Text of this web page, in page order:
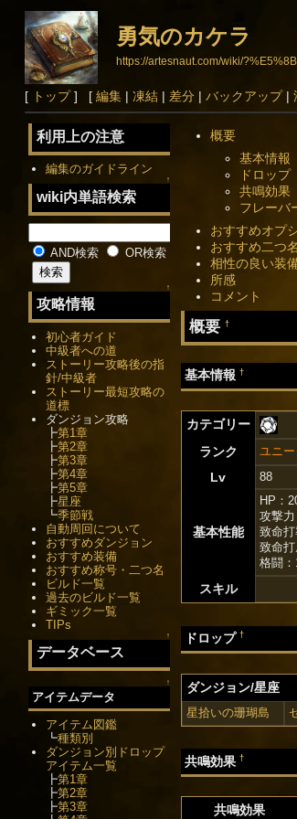
勇気のカケラ
https://artesnaut.com/wiki/
[ トップ] [ 編集| 凍結| 差分| バックアップ|
概要
基本情報
ドロップ
共鳴効果
フレーバ
おすすめオプ
おすすめ二つ名
相性の良い装
所感
コメント
概要 †
基本情報 †
カテゴリー
ランク
ユニー
Lv 88
基本性能
HP：
攻撃
致命
致命
格闘
スキル
ドロップ †
ダンジョン/星座
星拾いの珊瑚島
共鳴効果 †
共鳴効果
利用上の注意
編集のガイドライン
↑
wiki内単語検索
AND検索 OR検索
↑
攻略情報
初心者ガイド
中級者への道
ストーリー攻略後の指
針/中級者
ストーリー最短攻略の
道標
ダンジョン攻略
┣第1章
┣第2章
┣第3章
┣第4章
┣第5章
┣星座
┗季節戦
自動周回について
おすすめダンジョン
おすすめ装備
おすすめ称号・二つ名
ビルド一覧
過去のビルド一覧
ギミック一覧
TIPs
↑
データベース
↑
アイテムデータ
アイテム図鑑
┗種類別
ダンジョン別ドロップ
アイテム一覧
┣第1章
┣第2章
┣第3章